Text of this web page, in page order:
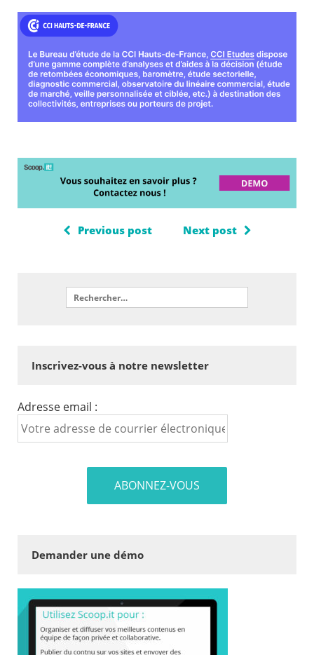
Previous post Next post
Inscrivez-vous à notre newsletter
Adresse email :
Demander une démo